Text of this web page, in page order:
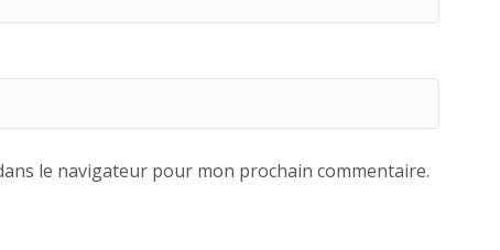
le navigateur pour mon prochain commentaire.